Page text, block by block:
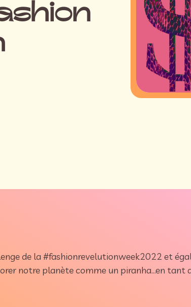
de la #fashionrevelutionweek2022 et
notre planète comme un piranha…en tant